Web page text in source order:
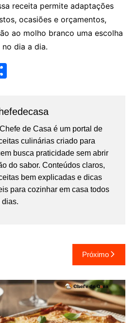
receita permite adaptações
ocasiões e orçamentos,
ao molho branco uma escolha
dia a dia.
S
e
de Casa é um portal de
culinárias criado para
busca praticidade sem abrir
do sabor. Conteúdos claros,
bem explicadas e dicas
para cozinhar em casa todos
dias.
Próximo